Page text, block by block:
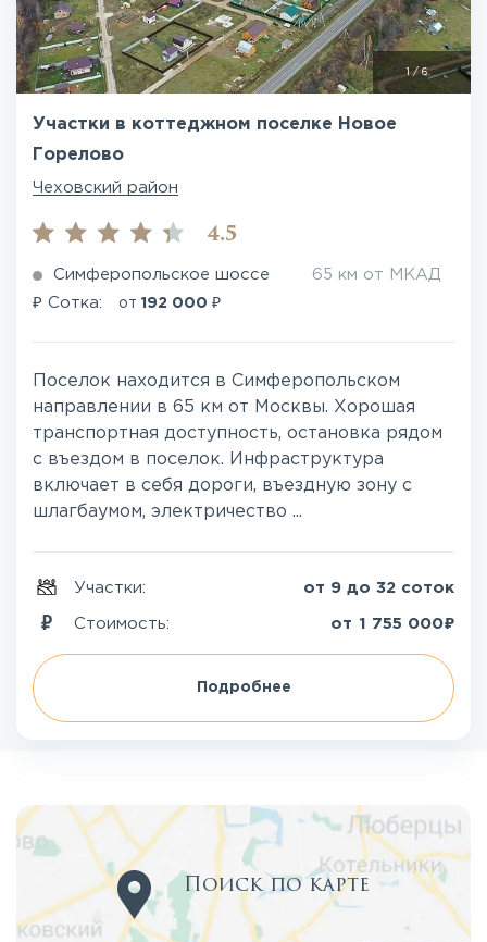
1/ 6
Участки в коттеджном поселке Новое
Горелово
Чеховский район
4.5
Симферопольское шоссе 65 км от МКАД
₽ Сотка: от 192 000 ₽
Поселок находится в Симферопольском
направлении в 65 км от Москвы. Хорошая
транспортная доступность, остановка рядом
с въездом в поселок. Инфраструктура
включает в себя дороги, въездную зону с
шлагбаумом, электричество ...
Участки: от 9 до 32 соток
Стоимость: от 1 755 000₽
Подробнее
Поиск по карте